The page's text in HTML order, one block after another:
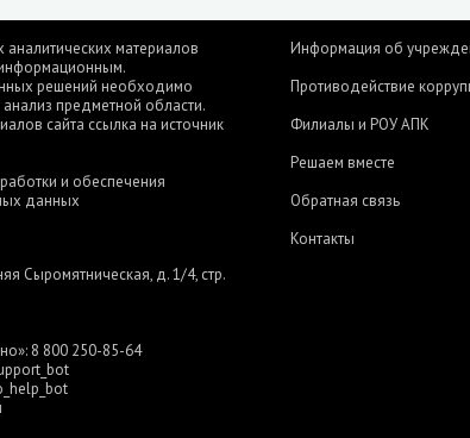
материалов
решений необходимо
предметной области.
сайта ссылка на источник
и обеспечения
данных
Сыромятническая, д. 1/4, стр.
8 800 250-85-64
Информация об
Противодействие
Филиалы и РОУ АПК
Решаем вместе
Обратная связь
Контакты